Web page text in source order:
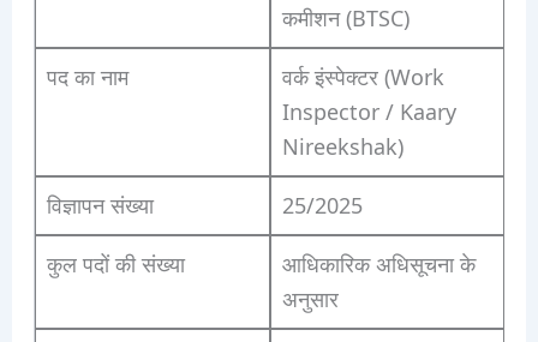
कमीशन (BTSC)
पद का नाम
वर्क इंस्पेक्टर (Work
Inspector / Kaary
Nireekshak)
विज्ञापन संख्या 25/2025
कुल पदों की संख्या
आधिकारिक अधिसूचना के
अनुसार